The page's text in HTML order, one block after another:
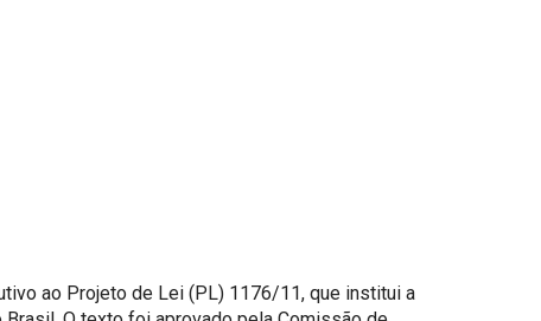
ao Projeto de Lei (PL) 1176/11, que institui a